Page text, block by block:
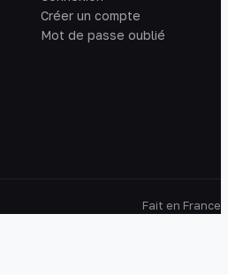
Créer un compte
Mot de passe oublié
Fait en France